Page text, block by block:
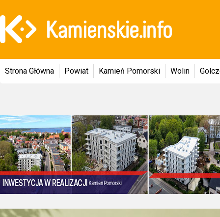
Strona Główna Powiat Kamień Pomorski Wolin